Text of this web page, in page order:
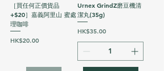
［買任何正價貨品
+$20］嘉義阿里山 蜜處
理咖啡
價格
HK$20.00
Urnex GrindZ磨豆機清
潔丸(35g)
價格
HK$35.00